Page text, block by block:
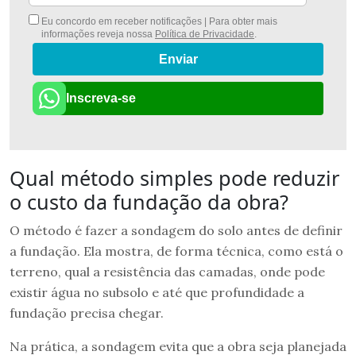
Eu concordo em receber notificações | Para obter mais
informações reveja nossa Política de Privacidade
Enviar
Inscreva-se
Qual método simples pode reduzir
o custo da fundação da obra?
O método é fazer a sondagem do solo antes de definir
a fundação. Ela mostra, de forma técnica, como está o
terreno, qual a resistência das camadas, onde pode
existir água no subsolo e até que profundidade a
fundação precisa chegar.
Na prática, a sondagem evita que a obra seja planejada